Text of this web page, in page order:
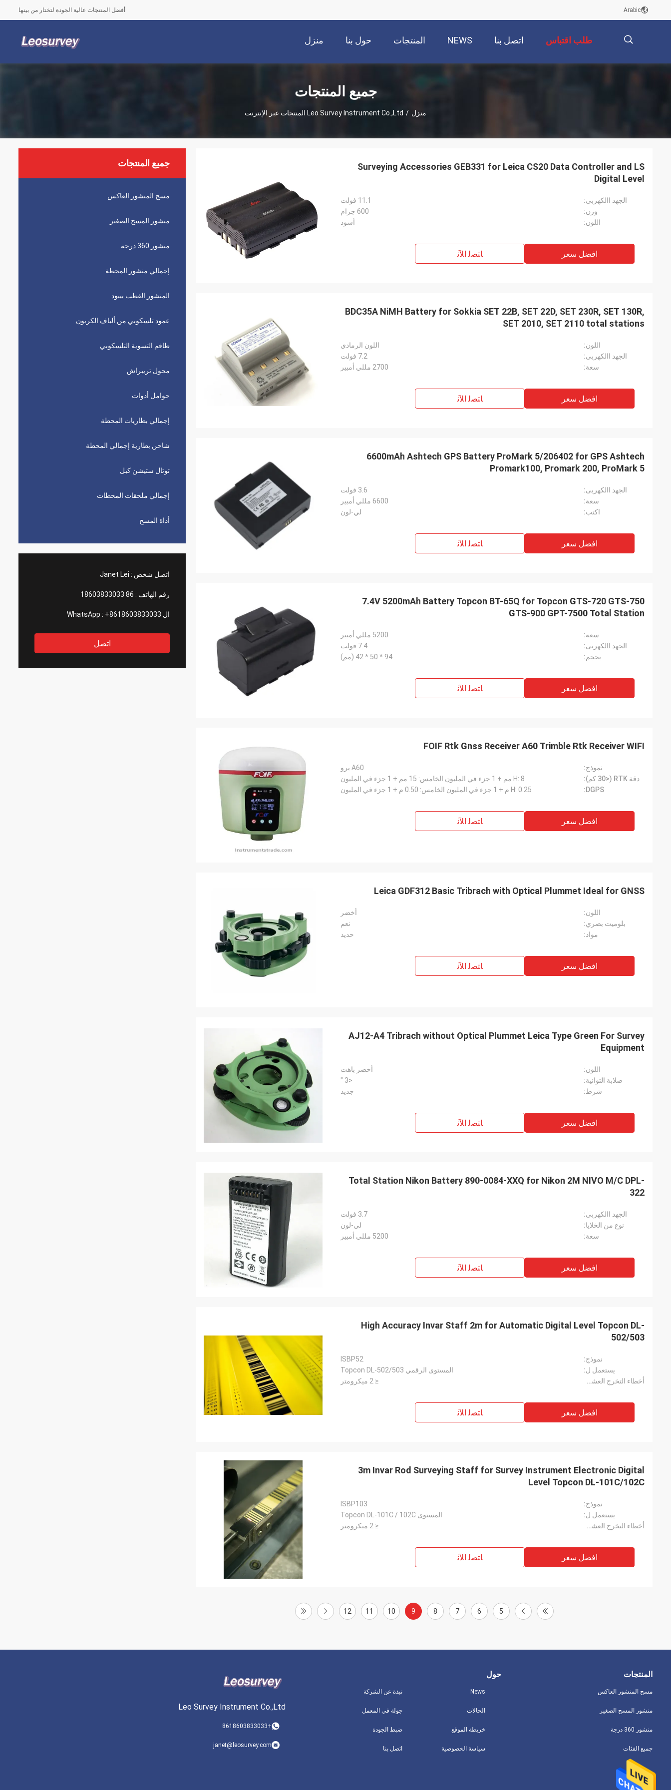
أفضل المنتجات عالية الجودة لتختار من بينها Arabic
منزل حول بنا المنتجات NEWS اتصل بنا طلب اقتباس
جميع المنتجات
منزل / Leo Survey Instrument Co.,Ltd المنتجات عبر الإنترنت
جميع المنتجات
مسح المنشور العاكس
منشور المسح الصغير
منشور 360 درجة
إجمالي منشور المحطة
المنشور القطب بيبود
عمود تلسكوبي من ألياف الكربون
طاقم التسوية التلسكوبي
محول تريبراش
حوامل أدوات
إجمالي بطاريات المحطة
شاحن بطارية إجمالي المحطة
توتال ستيشن كبل
إجمالي ملحقات المحطات
أداة المسح
اتصل شخص : Janet Lei
رقم الهاتف : 86 18603833033
ال WhatsApp : +8618603833033
اتصل
Surveying Accessories GEB331 for Leica CS20 Data Controller and LS
Digital Level
الجهد االكهربى:
11.1 فولت
وزن:
600 جرام
اللون:
أسود
افضل سعر ﺎﺘﺼﻟ ﺍﻶﻧ
BDC35A NiMH Battery for Sokkia SET 22B, SET 22D, SET 230R, SET 130R,
SET 2010, SET 2110 total stations
اللون:
اللون الرمادي
الجهد االكهربى:
7.2 فولت
سعة:
2700 مللي أمبير
افضل سعر ﺎﺘﺼﻟ ﺍﻶﻧ
6600mAh Ashtech GPS Battery ProMark 5/206402 for GPS Ashtech
Promark100, Promark 200, ProMark 5
الجهد االكهربى:
3.6 فولت
سعة:
6600 مللي أمبير
اكتب:
لي-لون
افضل سعر ﺎﺘﺼﻟ ﺍﻶﻧ
7.4V 5200mAh Battery Topcon BT-65Q for Topcon GTS-720 GTS-750
GTS-900 GPT-7500 Total Station
سعة:
5200 مللي أمبير
الجهد االكهربى:
7.4 فولت
بحجم:
94 * 50 * 42 (مم)
افضل سعر ﺎﺘﺼﻟ ﺍﻶﻧ
FOIF Rtk Gnss Receiver A60 Trimble Rtk Receiver WIFI
نموذج:
A60 برو
دقة RTK (<30 كم):
H: 8 مم + 1 جزء في المليون الخامس: 15 مم + 1 جزء في المليون
DGPS:
H: 0.25 م + 1 جزء في المليون الخامس: 0.50 م + 1 جزء في المليون
افضل سعر ﺎﺘﺼﻟ ﺍﻶﻧ
Leica GDF312 Basic Tribrach with Optical Plummet Ideal for GNSS
اللون:
أخضر
بلوميت بصري:
نعم
مواد:
حديد
افضل سعر ﺎﺘﺼﻟ ﺍﻶﻧ
AJ12-A4 Tribrach without Optical Plummet Leica Type Green For Survey
Equipment
اللون:
أخضر باهت
صلابة التوائية:
<3 "
شرط:
جديد
افضل سعر ﺎﺘﺼﻟ ﺍﻶﻧ
Total Station Nikon Battery 890-0084-XXQ for Nikon 2M NIVO M/C DPL-
322
الجهد االكهربى:
3.7 فولت
نوع من الخلايا:
لي-لون
سعة:
5200 مللي أمبير
افضل سعر ﺎﺘﺼﻟ ﺍﻶﻧ
High Accuracy Invar Staff 2m for Automatic Digital Level Topcon DL-
502/503
نموذج:
ISBP52
يستعمل ل:
المستوى الرقمي Topcon DL-502/503
أخطاء التخرج العشوائية::
≤ 2 ميكرومتر
افضل سعر ﺎﺘﺼﻟ ﺍﻶﻧ
3m Invar Rod Surveying Staff for Survey Instrument Electronic Digital
Level Topcon DL-101C/102C
نموذج:
ISBP103
يستعمل ل:
المستوى Topcon DL-101C / 102C
أخطاء التخرج العشوائية::
≤ 2 ميكرومتر
افضل سعر ﺎﺘﺼﻟ ﺍﻶﻧ
5
6
7
8
9
10
11
12
Leo Survey Instrument Co.,Ltd
+8618603833033
janet@leosurvey.com
حول
نبذة عن الشركة
جولة في المعمل
ضبط الجودة
اتصل بنا
News
الحالات
خريطة الموقع
سياسة الخصوصية
المنتجات
مسح المنشور العاكس
منشور المسح الصغير
منشور 360 درجة
جميع الفئات